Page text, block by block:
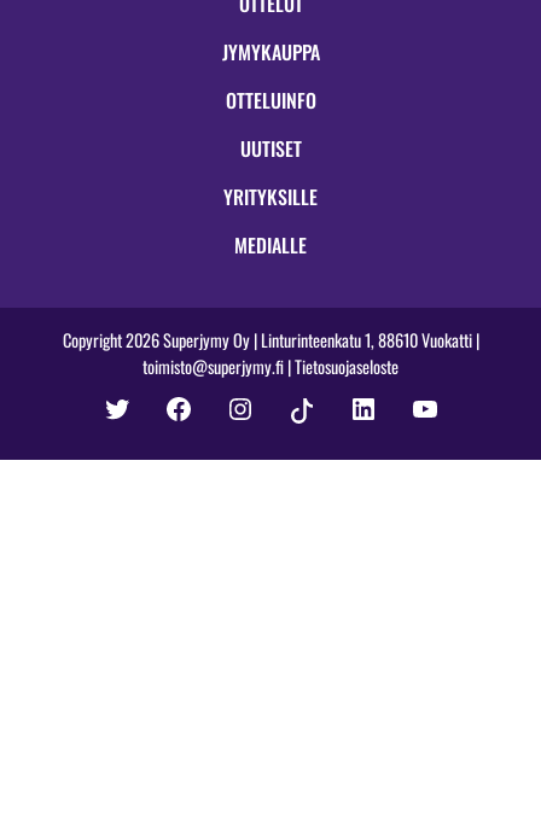
JYMYKAUPPA
OTTELUINFO
UUTISET
YRITYKSILLE
MEDIALLE
Copyright 2026 Superjymy Oy | Linturinteenkatu 1, 88610 Vuokatti |
toimisto@superjymy.fi|Tietosuojaseloste